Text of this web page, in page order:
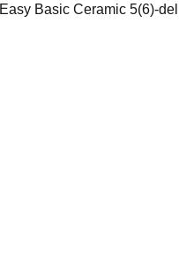
Easy Basic Ceramic 5(6)-